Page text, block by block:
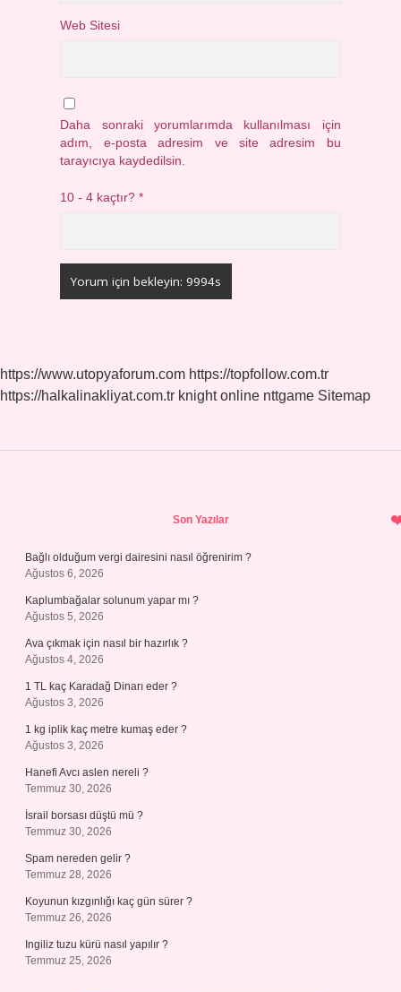
Web Sitesi
Daha sonraki yorumlarımda kullanılması için
adım, e-posta adresim ve site adresim bu
tarayıcıya kaydedilsin.
10 - 4 kaçtır?*
https://www.utopyaforum.com https://topfollow.com.tr
https://halkalinakliyat.com.tr knight online nttgame Sitemap
Son Yazılar
Bağlı olduğum vergi dairesini nasıl öğrenirim ?
Ağustos 6, 2026
Kaplumbağalar solunum yapar mı ?
Ağustos 5, 2026
Ava çıkmak için nasıl bir hazırlık ?
Ağustos 4, 2026
1 TL kaç Karadağ Dinarı eder ?
Ağustos 3, 2026
1 kg iplik kaç metre kumaş eder ?
Ağustos 3, 2026
Hanefi Avcı aslen nereli ?
Temmuz 30, 2026
İsrail borsası düştü mü ?
Temmuz 30, 2026
Spam nereden gelir ?
Temmuz 28, 2026
Koyunun kızgınlığı kaç gün sürer ?
Temmuz 26, 2026
Ingiliz tuzu kürü nasıl yapılır ?
Temmuz 25, 2026